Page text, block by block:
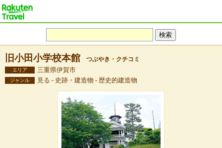
旧小田小学校本館 つぶやき・クチコミ
エリア 三重県伊賀市
ジャンル 見る - 史跡・建造物 - 歴史的建造物